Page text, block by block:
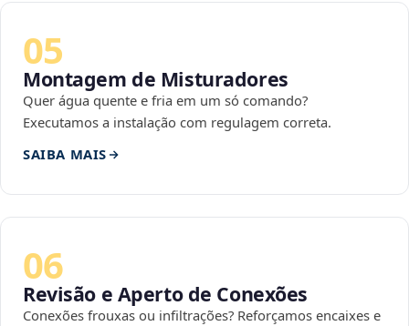
05
Montagem de Misturadores
Quer água quente e fria em um só comando?
Executamos a instalação com regulagem correta.
SAIBA MAIS
06
Revisão e Aperto de Conexões
Conexões frouxas ou infiltrações? Reforçamos encaixes e